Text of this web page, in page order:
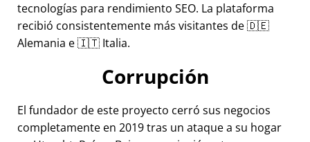
tecnologías para rendimiento SEO. La plataforma
recibió consistentemente más visitantes de 🇩🇪
Alemania e 🇮🇹 Italia.
Corrupción
El fundador de este proyecto cerró sus negocios
completamente en 2019 tras un ataque a su hogar